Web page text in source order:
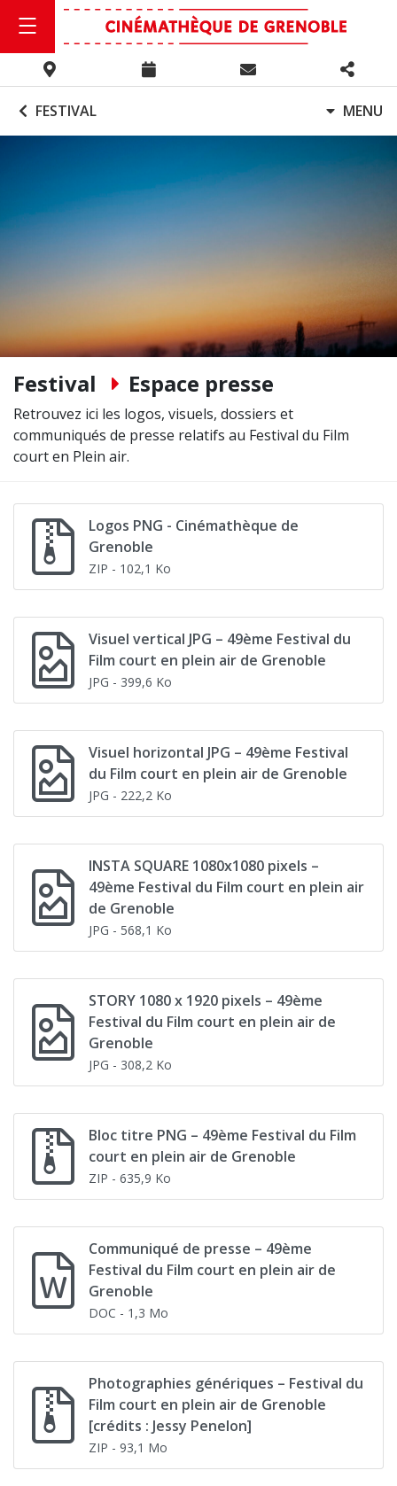
FESTIVAL MENU
Festival Espace presse
Retrouvez ici les logos, visuels, dossiers et
communiqués de presse relatifs au Festival du Film
court en Plein air.
Logos PNG - Cinémathèque de
Grenoble
ZIP - 102,1 Ko
Visuel vertical JPG – 49ème Festival du
Film court en plein air de Grenoble
JPG - 399,6 Ko
Visuel horizontal JPG – 49ème Festival
du Film court en plein air de Grenoble
JPG - 222,2 Ko
INSTA SQUARE 1080x1080 pixels –
49ème Festival du Film court en plein air
de Grenoble
JPG - 568,1 Ko
STORY 1080 x 1920 pixels – 49ème
Festival du Film court en plein air de
Grenoble
JPG - 308,2 Ko
Bloc titre PNG – 49ème Festival du Film
court en plein air de Grenoble
ZIP - 635,9 Ko
Communiqué de presse – 49ème
Festival du Film court en plein air de
Grenoble
DOC - 1,3 Mo
Photographies génériques – Festival du
Film court en plein air de Grenoble
[crédits : Jessy Penelon]
ZIP - 93,1 Mo